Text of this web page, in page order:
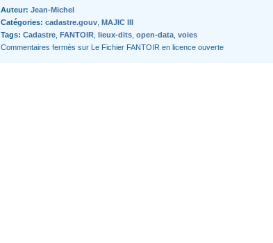
Auteur: Jean-Michel
Catégories: cadastre.gouv MAJIC III
Tags: Cadastre FANTOIR lieux-dits open-data voies
Commentaires fermés sur Le Fichier FANTOIR en licence ouverte